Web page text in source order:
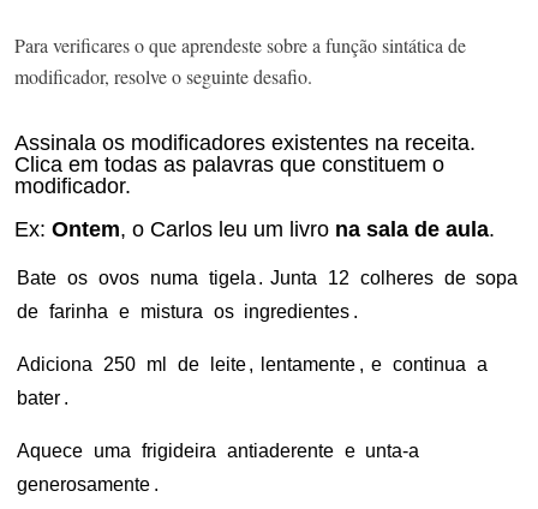
Para verificares o que aprendeste sobre a função sintática de
modificador, resolve o seguinte desafio.